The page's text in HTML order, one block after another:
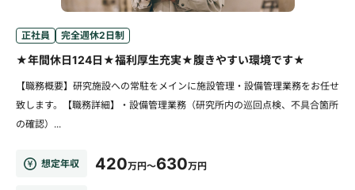
正社員 完全週休2日制
★年間休日124日★福利厚生充実★腹きやすい環境です★
【職務概要】研究施設への常駐をメインに施設管理・設備管理業務をお任せ
致します。【職務詳細】・設備管理業務（研究所内の巡回点検、不具合箇所
の確認）...
想定年収 420万円～630万円